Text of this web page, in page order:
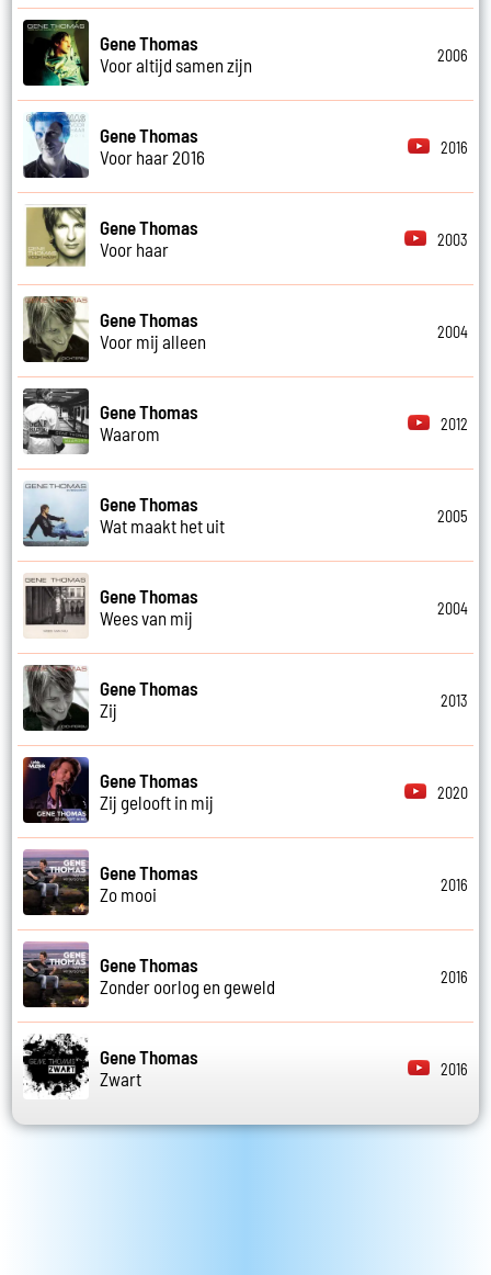
Gene Thomas
Voor altijd samen zijn
2006
Gene Thomas
Voor haar 2016
2016
Gene Thomas
Voor haar
2003
Gene Thomas
Voor mij alleen
2004
Gene Thomas
Waarom
2012
Gene Thomas
Wat maakt het uit
2005
Gene Thomas
Wees van mij
2004
Gene Thomas
Zij
2013
Gene Thomas
Zij gelooft in mij
2020
Gene Thomas
Zo mooi
2016
Gene Thomas
Zonder oorlog en geweld
2016
Gene Thomas
Zwart
2016